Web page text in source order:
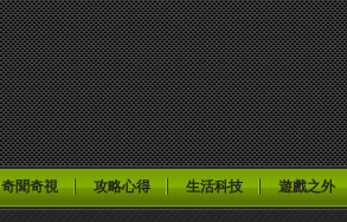
奇聞奇視 攻略心得 生活科技 遊戲之外